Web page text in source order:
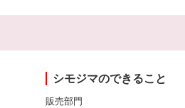
シモジマのできること
販売部門